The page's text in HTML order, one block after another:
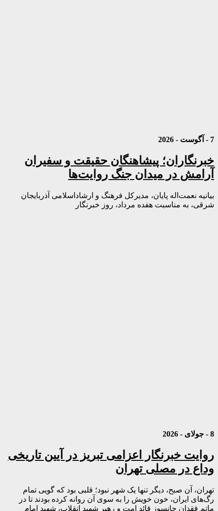
7 - آگوست - 2026
خبرنگاران؛ پیشاهنگان حقیقت و سفیران
آرامش در میدان جنگ روایت‌ها
بیانیه نعمت‌اله پایان، مدیرکل فرهنگ و ارشاداسلامی آذربایجان
شرقی، به مناسبت هفده مرداد، روز خبرنگار
8 - جولای - 2026
روایت خبرنگار اعزامی تبریز در آیین تاریخی
وداع در مصلی تهران
تهران، آن صبح، دیگر تنها یک شهر نبود؛ قلبی بود که گویی تمام
رگ‌های ایران، خون خویش را به سوی آن روانه کرده بودند تا در
ماتم فقدان جانسوز قائد امت و رهبر شهید انقلاب، شهید امام